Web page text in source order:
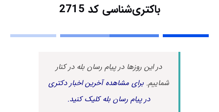
باکتری‌شناسی کد 2715
در این روزها در پیام رسان بله در کنار
شماییم.برای مشاهده آخرین اخبار دکتری
در پیام رسان بله کلیک کنید.